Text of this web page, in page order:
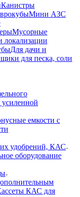
Канистры
Мини АЗС
Мусорные
локализации
Для дачи и
для песка, соли
емкости с
удобрений, КАС
оборудование
КАС для